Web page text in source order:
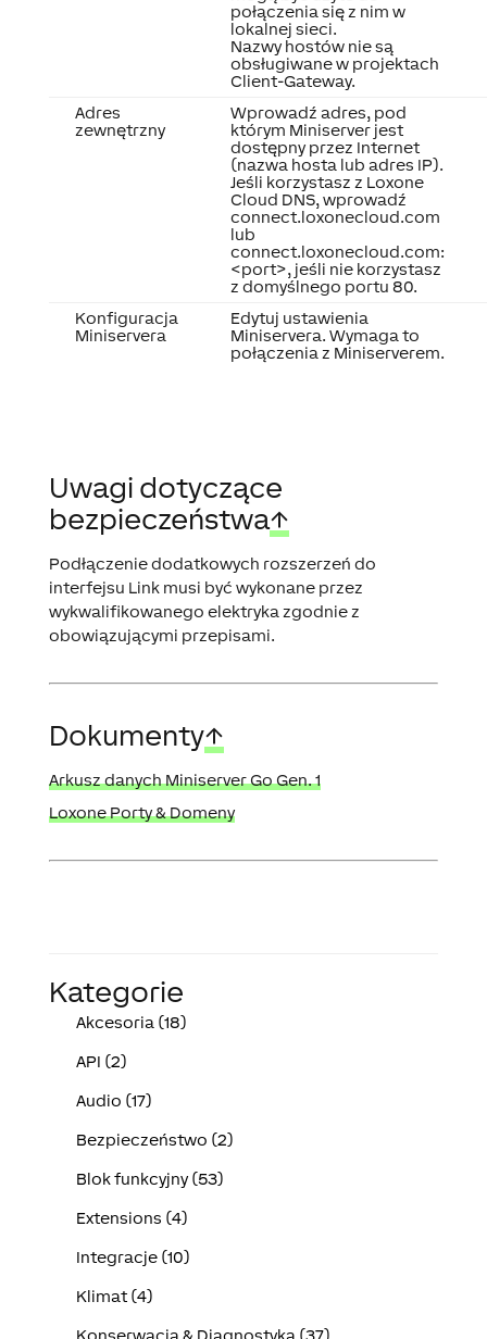
połączenia się z nim w
lokalnej sieci.
Nazwy hostów nie są
obsługiwane w projektach
Client-Gateway.
Adres
zewnętrzny
Wprowadź adres, pod
którym Miniserver jest
dostępny przez Internet
(nazwa hosta lub adres IP).
Jeśli korzystasz z Loxone
Cloud DNS, wprowadź
connect.loxonecloud.com
lub
connect.loxonecloud.com:
<port>, jeśli nie korzystasz
z domyślnego portu 80.
Konfiguracja
Miniservera
Edytuj ustawienia
Miniservera. Wymaga to
połączenia z Miniserverem.
Uwagi dotyczące
bezpieczeństwa↑
Podłączenie dodatkowych rozszerzeń do
interfejsu Link musi być wykonane przez
wykwalifikowanego elektryka zgodnie z
obowiązującymi przepisami.
Dokumenty↑
Arkusz danych Miniserver Go Gen. 1
Loxone Porty & Domeny
Kategorie
Akcesoria (18)
API (2)
Audio (17)
Bezpieczeństwo (2)
Blok funkcyjny (53)
Extensions (4)
Integracje (10)
Klimat (4)
Konserwacja & Diagnostyka (37)